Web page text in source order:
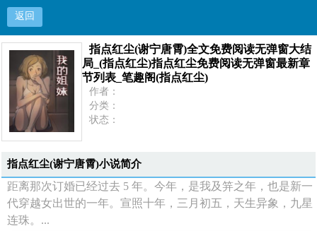
返回
指点红尘(谢宁唐霄)全文免费阅读无弹窗大结局
_(指点红尘)指点红尘免费阅读无弹窗最新章节列表
_笔趣阁(指点红尘)
指点红尘(谢宁唐霄)全文免费阅读无弹窗大结
局_(指点红尘)指点红尘免费阅读无弹窗最新章
节列表_笔趣阁(指点红尘)
作者：
分类：
状态：
指点红尘(谢宁唐霄)小说简介
距离那次订婚已经过去 5 年。今年，是我及笄之年，也是新一
代穿越女出世的一年。宣照十年，三月初五，天生异象，九星
连珠。...